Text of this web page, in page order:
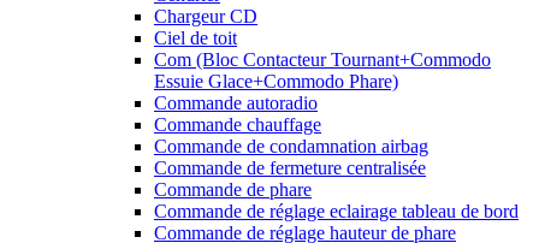
Chargeur CD
Ciel de toit
Com (Bloc Contacteur Tournant+Commodo
Essuie Glace+Commodo Phare)
Commande autoradio
Commande chauffage
Commande de condamnation airbag
Commande de fermeture centralisée
Commande de phare
Commande de réglage eclairage tableau de bord
Commande de réglage hauteur de phare